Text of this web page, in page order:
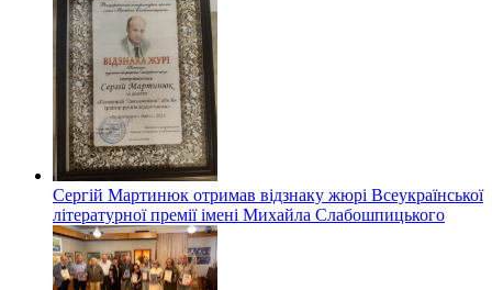
Сергій Мартинюк отримав відзнаку жюрі Всеукраїнської
літературної премії імені Михайла Слабошпицького